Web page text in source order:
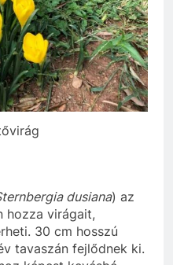
dusiana) az
hozza virágait,
30 cm hosszú
tavaszán fejlődnek ki.